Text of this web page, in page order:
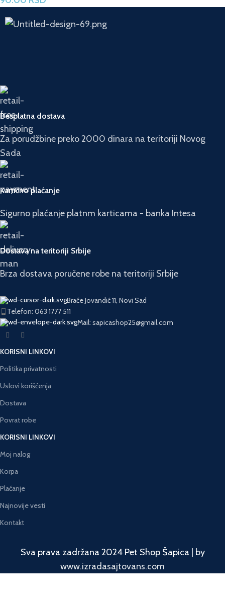
Besplatna dostava
Za porudžbine preko 2000 dinara na teritoriji Novog
Sada
Kartično plaćanje
Sigurno plaćanje platnm karticama - banka Intesa
Dostava na teritoriji Srbije
Brza dostava poručene robe na teritoriji Srbije
Braće Jovandić 11, Novi Sad
Telefon: 063 1777 511
Mail: sapicashop25@gmail.com
KORISNI LINKOVI
Politika privatnosti
Uslovi korišćenja
Dostava
Povrat robe
KORISNI LINKOVI
Moj nalog
Korpa
Plaćanje
Najnovije vesti
Kontakt
Sva prava zadržana 2024 Pet Shop Šapica | by
www.izradasajtovans.com